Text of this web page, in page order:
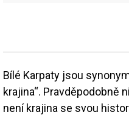
Bílé Karpaty jsou
krajina“. Pravděpodobně
není krajina se svou